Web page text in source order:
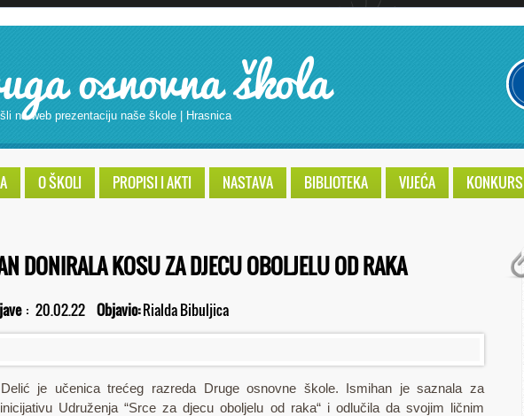
osnovna škola
na web prezentaciju naše škole | Hrasnica
O ŠKOLI PROPISI I AKTI NASTAVA BIBLIOTEKA VIJEĆA KONKURS
DONIRALA KOSU ZA DJECU OBOLJELU OD RAKA
: 20.02.22 Objavio:Rialda Bibuljica
je učenica trećeg razreda Druge osnovne škole. Ismihan je saznala za
Udruženja “Srce za djecu oboljelu od raka“ i odlučila da svojim ličnim